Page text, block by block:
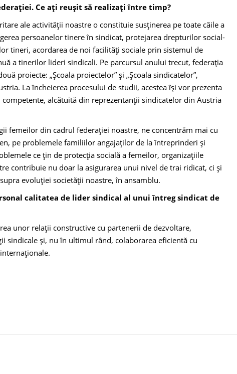
Ce aţi reuşit să realizaţi între timp?
ale activităţii noastre o constituie susţinerea pe toate că­ile a
persoanelor tinere în sindicat, protejarea drepturilor social-
tineri, acordarea de noi facilităţi sociale prin sistemul de
a tinerilor lideri sindicali. Pe parcursul anului trecut, federaţia
proiecte: „Şcoala proiectelor” şi „Şcoala sindicatelor”,
La încheierea procesului de studii, acestea îşi vor prezenta
alcătuită din reprezentanţii sindicatelor din Austria
femeilor din cadrul federaţiei noastre, ne concentrăm mai cu
pe problemele familiilor angajaţi­lor de la întreprinderi şi
ce țin de protecţia socială a feme­ilor, organizaţiile
contribuie nu doar la asigurarea unui nivel de trai ridicat, ci şi
evoluţiei soci­etăţii noastre, în ansamblu.
calitatea de lider sindical al unui întreg sin­dicat de
unor relații constructive cu partenerii de dezvoltare,
sindica­le și, nu în ultimul rând, colaborarea eficientă cu